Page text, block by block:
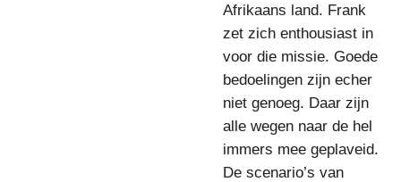
Afrikaans land. Frank
zet zich enthousiast in
voor die missie. Goede
bedoelingen zijn echer
niet genoeg. Daar zijn
alle wegen naar de hel
immers mee geplaveid.
De scenario’s van